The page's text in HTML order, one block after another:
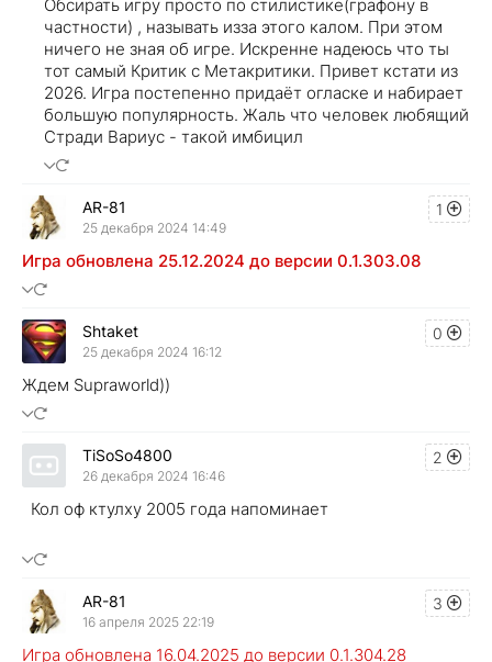
Обсирать игру просто по стилистике(графону в
частности) , называть изза этого калом. При этом
ничего не зная об игре. Искренне надеюсь что ты
тот самый Критик с Метакритики. Привет кстати из
2026. Игра постепенно придаёт огласке и набирает
большую популярность. Жаль что человек любящий
Стради Вариус - такой имбицил
1
AR-81
25 декабря 2024 14:49
Игра обновлена 25.12.2024 до версии 0.1.303.08
0
Shtaket
25 декабря 2024 16:12
Ждем Supraworld))
2
TiSoSo4800
26 декабря 2024 16:46
Кол оф ктулху 2005 года напоминает
3
AR-81
16 апреля 2025 22:19
Игра обновлена 16.04.2025 до версии 0.1.304.28